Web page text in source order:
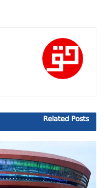
Related Posts